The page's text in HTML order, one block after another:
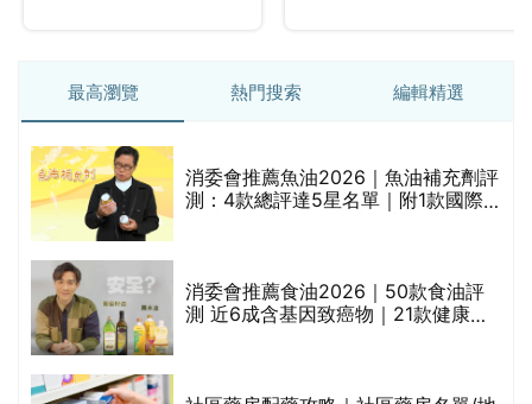
最高瀏覽 熱門搜索 編輯精選
消委會推薦魚油2026｜魚油補充劑評
測：4款總評達5星名單｜附1款國際
消委會推薦食油2026｜50款食油評
測 近6成含基因致癌物｜21款健康煮